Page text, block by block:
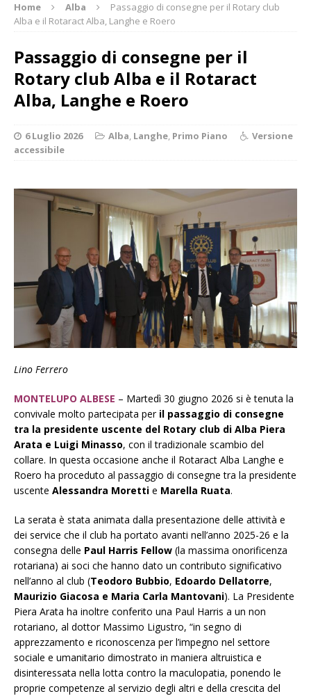
Home Alba
Passaggio di consegne per il Rotary club
Alba e il Rotaract Alba, Langhe e Roero
Passaggio di consegne per il
Rotary club Alba e il Rotaract
Alba, Langhe e Roero
6 Luglio 2026 Alba, Langhe, Primo Piano
Versione
accessibile
Lino Ferrero
MONTELUPO ALBESE – Martedì 30 giugno 2026 si è tenuta la
convivale molto partecipata per il passaggio di consegne
tra la presidente uscente del Rotary club di Alba Piera
Arata e Luigi Minasso, con il tradizionale scambio del
collare. In questa occasione anche il Rotaract Alba Langhe e
Roero ha proceduto al passaggio di consegne tra la presidente
uscente Alessandra Moretti e Marella Ruata.
La serata è stata animata dalla presentazione delle attività e
dei service che il club ha portato avanti nell’anno 2025-26 e la
consegna delle Paul Harris Fellow (la massima onorificenza
rotariana) ai soci che hanno dato un contributo significativo
nell’anno al club (Teodoro Bubbio, Edoardo Dellatorre,
Maurizio Giacosa e Maria Carla Mantovani). La Presidente
Piera Arata ha inoltre conferito una Paul Harris a un non
rotariano, al dottor Massimo Ligustro, “in segno di
apprezzamento e riconoscenza per l’impegno nel settore
sociale e umanitario dimostrato in maniera altruistica e
disinteressata nella lotta contro la maculopatia, ponendo le
proprie competenze al servizio degli altri e della crescita del